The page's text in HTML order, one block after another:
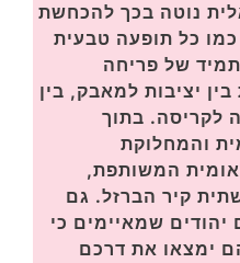
נוטה בכך להכחשת
כל תופעה טבעית
של פריחה
יציבות למאבק, בין
לקריסה. בתוך
והמחלוקת
המשותפת,
קיר הברזל. גם
שמאיימים כי
ימצאו את דרכם